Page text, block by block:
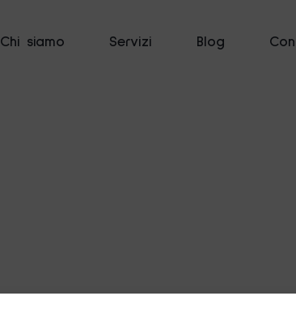
Chi siamo Servizi Blog